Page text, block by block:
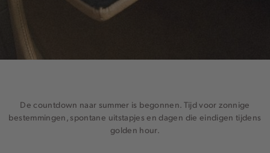
De countdown naar summer is begonnen. Tijd voor zonnige
bestemmingen, spontane uitstapjes en dagen die eindigen tijdens
golden hour.